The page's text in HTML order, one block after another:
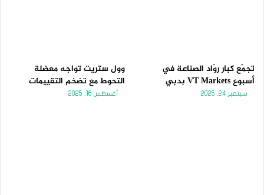
تجمّع كبار روّاد الصناعة في
أسبوع VT Markets بدبي
سبتمبر 24, 2025
وول ستريت تواجه معضلة
التحوط مع تضخم التقييمات
أغسطس 16, 2025